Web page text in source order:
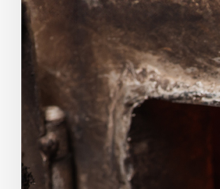
kotłów
węglowych
termomodernizację
domów
jednorodzinnych